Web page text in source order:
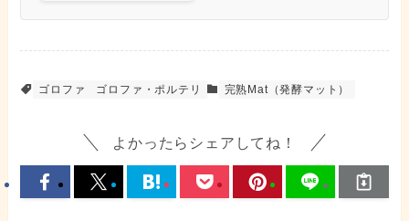
ゴロファ ゴロファ・ポルテリ 完熟Mat（発酵マット）
よかったらシェアしてね！